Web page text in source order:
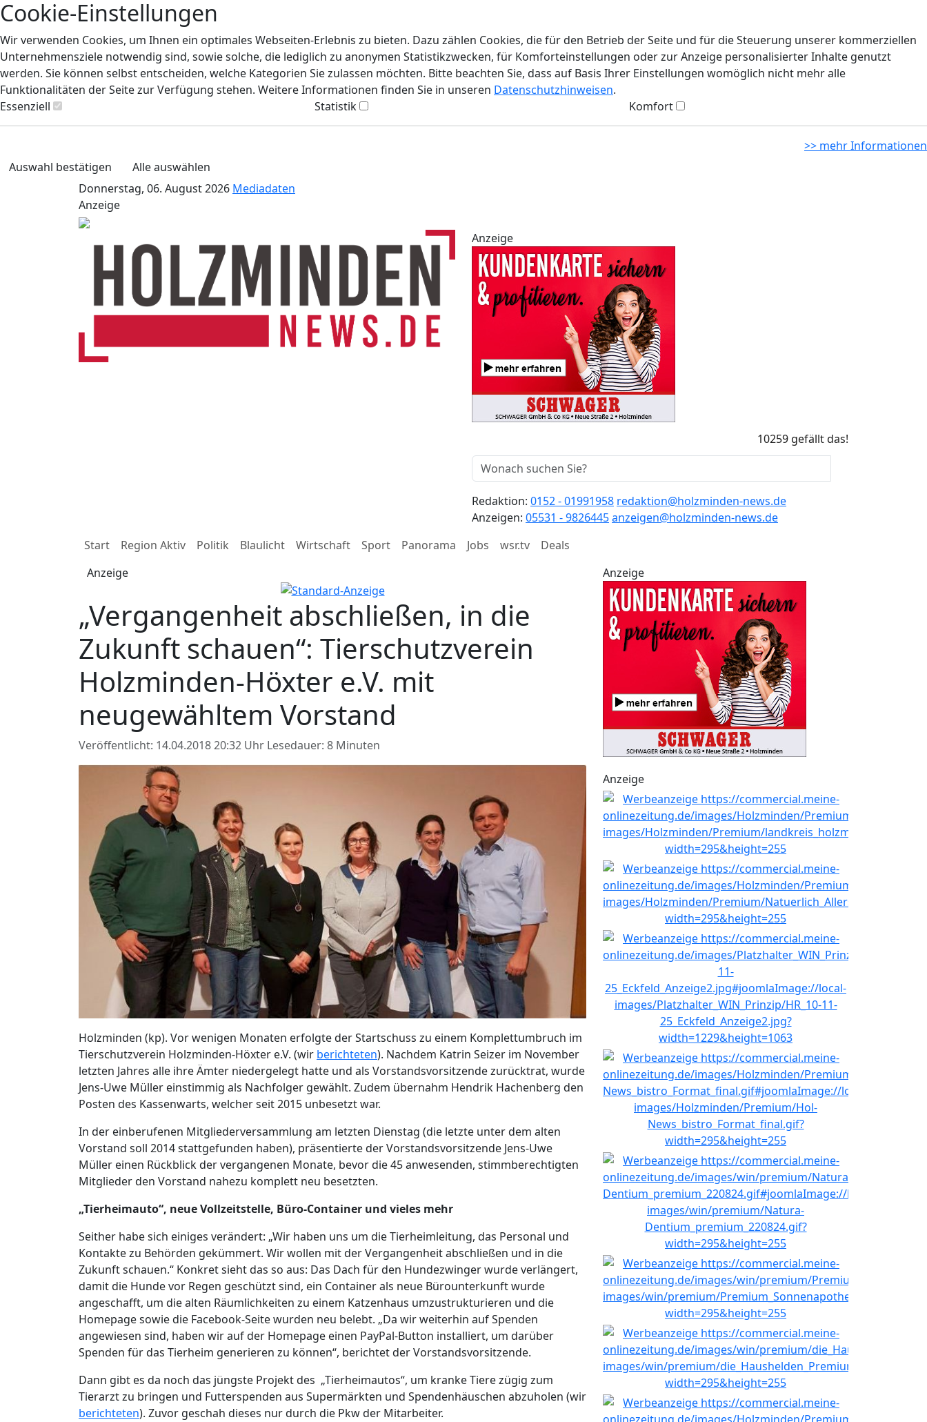
Cookie-Einstellungen
Wir verwenden Cookies, um Ihnen ein optimales Webseiten-Erlebnis zu bieten. Dazu zählen Cookies, die für den Betrieb der Seite und für die Steuerung unserer kommerziellen
Unternehmensziele notwendig sind, sowie solche, die lediglich zu anonymen Statistikzwecken, für Komforteinstellungen oder zur Anzeige personalisierter Inhalte genutzt
werden. Sie können selbst entscheiden, welche Kategorien Sie zulassen möchten. Bitte beachten Sie, dass auf Basis Ihrer Einstellungen womöglich nicht mehr alle
Funktionalitäten der Seite zur Verfügung stehen. Weitere Informationen finden Sie in unseren Datenschutzhinweisen.
Essenziell
Statistik Komfort
>> mehr Informationen
Auswahl bestätigen
Alle auswählen
Donnerstag, 06. August 2026 Mediadaten
Anzeige
Anzeige
10259 gefällt das!
Redaktion: 0152 - 01991958 redaktion@holzminden-news.de
Anzeigen: 05531 - 9826445anzeigen@holzminden-news.de
Start
Region Aktiv Politik Blaulicht Wirtschaft Sport Panorama Jobs wsr.tv
Deals
Anzeige
„Vergangenheit abschließen, in die
Zukunft schauen“: Tierschutzverein
Holzminden-Höxter e.V. mit
neugewähltem Vorstand
Veröffentlicht: 14.04.2018 20:32 Uhr Lesedauer: 8 Minuten
Holzminden (kp). Vor wenigen Monaten erfolgte der Startschuss zu einem Komplettumbruch im
Tierschutzverein Holzminden-Höxter e.V. (wir berichteten). Nachdem Katrin Seizer im November
letzten Jahres alle ihre Ämter niedergelegt hatte und als Vorstandsvorsitzende zurücktrat, wurde
Jens-Uwe Müller einstimmig als Nachfolger gewählt. Zudem übernahm Hendrik Hachenberg den
Posten des Kassenwarts, welcher seit 2015 unbesetzt war.
In der einberufenen Mitgliederversammlung am letzten Dienstag (die letzte unter dem alten
Vorstand soll 2014 stattgefunden haben), präsentierte der Vorstandsvorsitzende Jens-Uwe
Müller einen Rückblick der vergangenen Monate, bevor die 45 anwesenden, stimmberechtigten
Mitglieder den Vorstand nahezu komplett neu besetzten.
„Tierheimauto“, neue Vollzeitstelle, Büro-Container und vieles mehr
Seither habe sich einiges verändert: „Wir haben uns um die Tierheimleitung, das Personal und
Kontakte zu Behörden gekümmert. Wir wollen mit der Vergangenheit abschließen und in die
Zukunft schauen.“ Konkret sieht das so aus: Das Dach für den Hundezwinger wurde verlängert,
damit die Hunde vor Regen geschützt sind, ein Container als neue Bürounterkunft wurde
angeschafft, um die alten Räumlichkeiten zu einem Katzenhaus umzustrukturieren und die
Homepage sowie die Facebook-Seite wurden neu belebt. „Da wir weiterhin auf Spenden
angewiesen sind, haben wir auf der Homepage einen PayPal-Button installiert, um darüber
Spenden für das Tierheim generieren zu können“, berichtet der Vorstandsvorsitzende.
Dann gibt es da noch das jüngste Projekt des „Tierheimautos“, um kranke Tiere zügig zum
Tierarzt zu bringen und Futterspenden aus Supermärkten und Spendenhäuschen abzuholen (wir
berichteten). Zuvor geschah dieses nur durch die Pkw der Mitarbeiter.
Anzeige
Anzeige